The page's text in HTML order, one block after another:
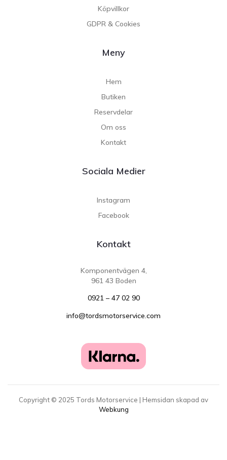
Köpvillkor
GDPR & Cookies
Meny
Hem
Butiken
Reservdelar
Om oss
Kontakt
Sociala Medier
Instagram
Facebook
Kontakt
Komponentvägen 4,
961 43 Boden
0921 – 47 02 90
info@tordsmotorservice.com
Copyright © 2025 Tords Motorservice | Hemsidan skapad av
Webkung